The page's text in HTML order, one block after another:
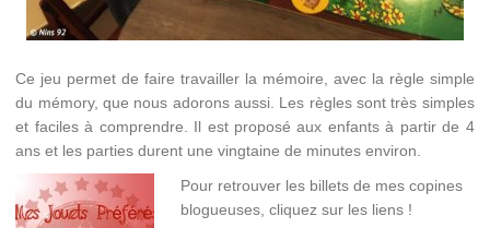
Ce jeu permet de faire travailler la mémoire, avec la règle simple
du mémory, que nous adorons aussi. Les règles sont très simples
et faciles à comprendre. Il est proposé aux enfants à partir de 4
ans et les parties durent une vingtaine de minutes environ.
Pour retrouver les billets de mes copines
blogueuses, cliquez sur les liens !